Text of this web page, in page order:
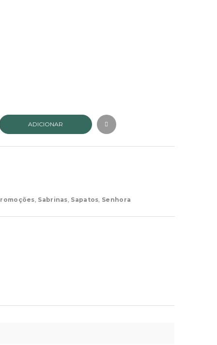
ADICIONAR
, Sabrinas, Sapatos, Senhora